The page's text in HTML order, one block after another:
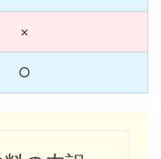
×
○